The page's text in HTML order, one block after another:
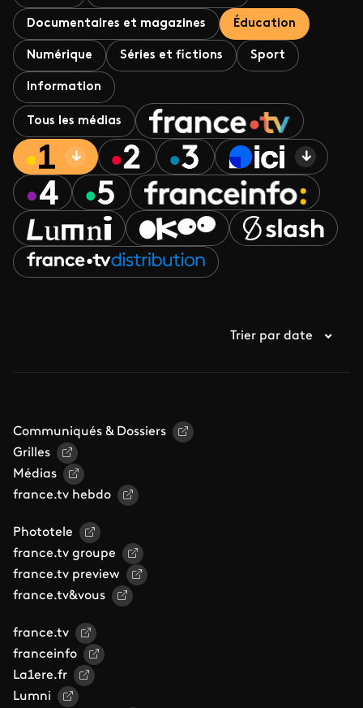
Documentaires et magazines Éducation
Numérique Séries et fictions Sport
Information
Tous les médias
Trier par date
Communiqués & Dossiers
Grilles
Médias
france.tv hebdo
Phototele
france.tv groupe
france.tv preview
france.tv&vous
france.tv
franceinfo
La1ere.fr
Lumni